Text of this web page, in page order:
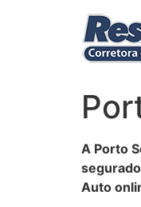
A Porto
Auto